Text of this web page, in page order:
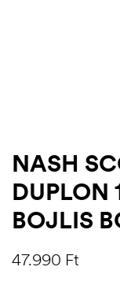
NASH
DUPLON
BOJLIS
47.990 Ft